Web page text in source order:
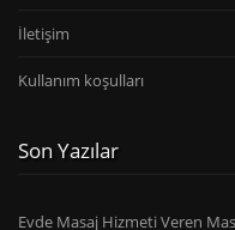
İletişim
Kullanım koşulları
Son Yazılar
Evde Masaj Hizmeti Veren